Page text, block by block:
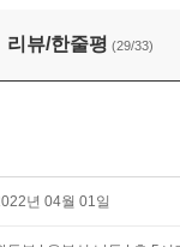
리뷰/한줄평 (29/33)
년 04월 01일